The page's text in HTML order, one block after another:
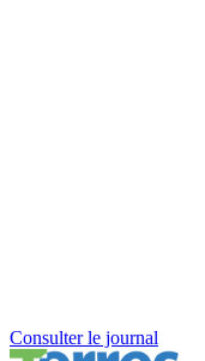
Consulter le journal